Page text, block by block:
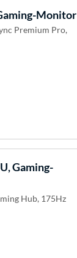
Monitor
Premium Pro,
Gaming-
Hub, 175Hz